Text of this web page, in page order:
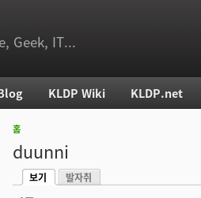
Geek, IT...
현재 위치
홈
duunni
기본탭
보기
발자취
KLDP Wiki KLDP.net